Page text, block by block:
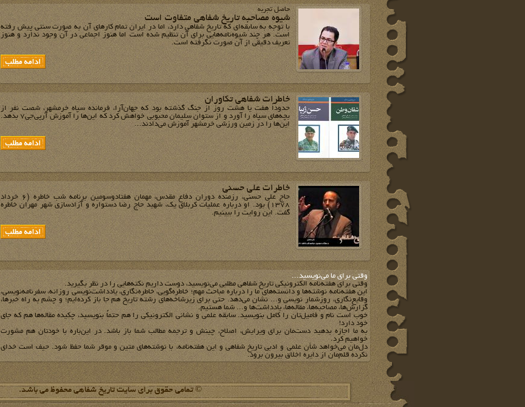
حاصل تجربه
شیوه مصاحبه تاریخ شفاهی متفاوت است
با توجه به سابقه‌ای که تاریخ شفاهی دارد، اما در ایران تمام کارهای آن به صورت سنتی پیش رفته
است. هر چند شیوه‌نامه‌هایی برای آن تنظیم شده است اما هنوز اجماعی در آن وجود ندارد و هنوز
تعریف دقیقی از آن صورت نگرفته است.
خاطرات شفاهی تکاوران
حدوداً هفت یا هشت روز از جنگ گذشته بود که جهان‌آرا، فرمانده سپاه خرمشهر، شصت نفر از
بچه‌های سپاه را آورد و از ستوان سلیمان محبوبی خواهش کرد که این‌ها را آموزش آرپی‌جی7 بدهد.
این‌ها را در زمین ورزشی خرمشهر آموزش می‌دادند...
خاطرات علی حسنی
حاج علی حسنی، رزمنده دوران دفاع مقدس، مهمان هفتادوسومین برنامه شب خاطره (6 خرداد
1378) بود. او درباره عملیات کربلای یک، شهید حاج رضا دستواره و آزادسازی شهر مهران خاطره
گفت. این روایت‌‌ را ببینیم.
وقتي براي ما مي‌نويسيد...
وقتي براي هفته‌نامه الکترونيکي تاريخ شفاهي مطلبي مي‌نويسيد، دوست داريم نکته‌هايي را در نظر بگيريد.
اين هفته‌نامه نوشته‌ها و دانسته‌هاي ما را درباره مباحث مهم؛ خاطره‌گويي، خاطره‌نگاري، يادداشت‌نويسي روزانه، سفرنامه‌نويسي،
وقايع‌نگاري، روزشمار نويسي و... نشان مي‌دهد. حتي براي زيرشاخه‌هاي رشته تاريخ هم جا باز کرده‌ايم؛ و چشم به راه خبرها،
گزارش‌ها، مصاحبه‌ها، مقاله‌ها، يادداشت‌ها و... شما هستيم.
خوب است نام و فاميل‌تان را کامل بنويسيد. سابقه علمي و نشاني الکترونيکي را هم حتماً بنويسيد، چکيده مقاله‌ها هم که جاي
خود دارد!
به ما اجازه بدهيد دست‌مان براي ويرايش، اصلاح، چينش و ترجمه مطالب شما باز باشد. در اين‌باره با خودتان هم مشورت
خواهيم کرد.
دل‌مان مي‌خواهد شأن علمي و ادبي تاريخ شفاهي و اين هفته‌نامه، با نوشته‌هاي متين و موقر شما حفظ شود. حيف است خداي
نکرده قلم‌مان از دايره اخلاق بيرون برود.
© تمامی حقوق برای سایت تاریخ شفاهی محفوظ می باشد.